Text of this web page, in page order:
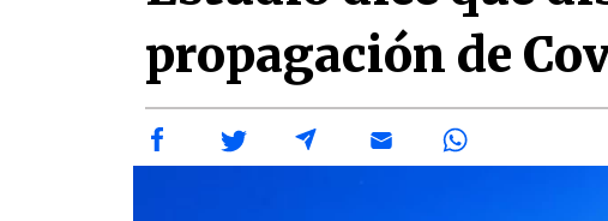
propagación de